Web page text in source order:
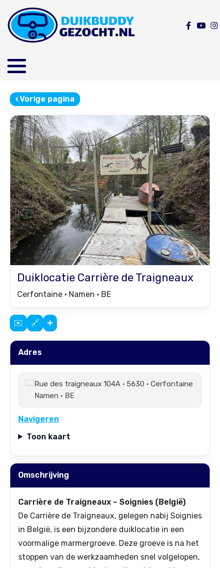
‹Vorige pagina
Duiklocatie Carrière de Traigneaux
Cerfontaine • Namen • BE
✉️ 🔗 ➕
Adres
Rue des traigneaux 104A • 5630 • Cerfontaine
Namen • BE
Navigeren
Toon kaart
Omschrijving
Carrière de Traigneaux – Soignies (België)
De Carrière de Traigneaux, gelegen nabij Soignies
in België, is een bijzondere duiklocatie in een
voormalige marmergroeve. Deze groeve is na het
stoppen van de werkzaamheden snel volgelopen,